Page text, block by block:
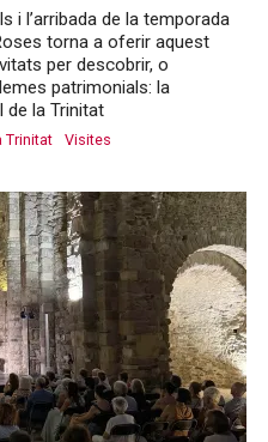
i l’arribada de la temporada
torna a oferir aquest
per descobrir, o
patrimonials: la
de la Trinitat
Trinitat Visites